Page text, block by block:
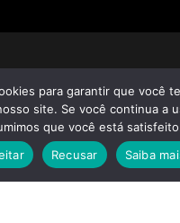
para garantir que você
site. Se você continua a
que você está
Recusar Saiba